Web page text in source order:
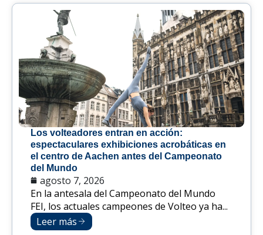
Los volteadores entran en acción:
espectaculares exhibiciones acrobáticas en
el centro de Aachen antes del Campeonato
del Mundo
agosto 7, 2026
En la antesala del Campeonato del Mundo
FEI, los actuales campeones de Volteo ya ha...
Leer más